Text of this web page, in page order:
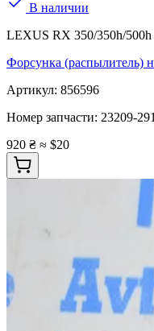
В наличии
LEXUS RX 350/350h/500h
Форсунка (распылитель)
Артикул: 856596
Номер запчасти: 23209-
920 ₴ ≈ $20